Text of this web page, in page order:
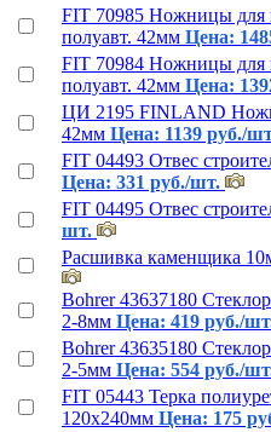
FIT 70985 Ножницы для
полуавт. 42мм Цена:
FIT 70984 Ножницы для
полуавт. 42мм Цена:
ЦИ 2195 FINLAND
42мм Цена: 1139 руб./
FIT 04493 Отвес
Цена: 331 руб./шт.
FIT 04495 Отвес
шт.
Расшивка каменщика
Bohrer 43637180
2-8мм Цена: 419 руб./
Bohrer 43635180
2-5мм Цена: 554 руб./
FIT 05443 Терка
120х240мм Цена: 175